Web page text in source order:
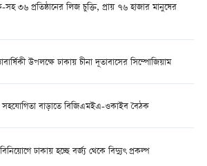
৩৬ প্রতিষ্ঠানের লিজ চুক্তি, প্রায় ৭৬ হাজার মানুষের
উপলক্ষে ঢাকায় চীনা দূতাবাসের সিম্পোজিয়াম
সহযোগিতা বাড়াতে বিজিএমইএ-ওকাইব বৈঠক
ঢাকায় হচ্ছে বর্জ্য থেকে বিদ্যুৎ প্রকল্প